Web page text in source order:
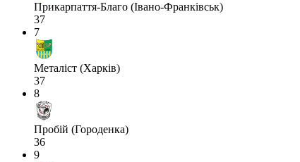
Прикарпаття-Благо (Івано-Франківськ)
37
7
Металіст (Харків)
37
8
Пробій (Городенка)
36
9